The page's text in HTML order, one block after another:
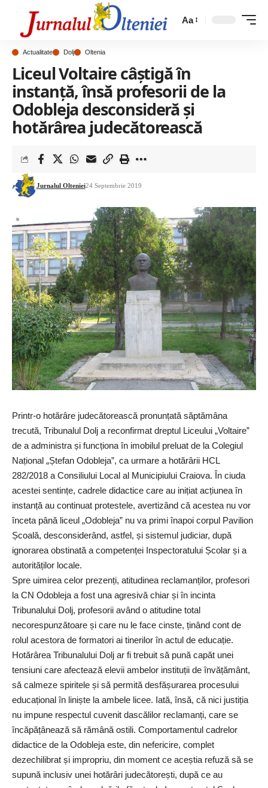
Aa
Actualitate Dolj Oltenia
Liceul Voltaire câștigă în
instanță, însă profesorii de la
Odobleja desconsideră și
hotărârea judecătorească
Jurnalul Olteniei24 Septembrie 2019
Printr-o hotărâre judecătorească pronunțată săptămâna
trecută, Tribunalul Dolj a reconfirmat dreptul Liceului „Voltaire”
de a administra și funcționa în imobilul preluat de la Colegiul
Național „Ștefan Odobleja”, ca urmare a hotărârii HCL
282/2018 a Consiliului Local al Municipiului Craiova. În ciuda
acestei sentințe, cadrele didactice care au inițiat acțiunea în
instanță au continuat protestele, avertizând că acestea nu vor
înceta până liceul „Odobleja” nu va primi înapoi corpul Pavilion
Școală, desconsiderând, astfel, și sistemul judiciar, după
ignorarea obstinată a competenței Inspectoratului Școlar și a
autorităților locale.
Spre uimirea celor prezenți, atitudinea reclamanților, profesori
la CN Odobleja a fost una agresivă chiar și în incinta
Tribunalului Dolj, profesorii având o atitudine total
necorespunzătoare și care nu le face cinste, ținând cont de
rolul acestora de formatori ai tinerilor în actul de educație.
Hotărârea Tribunalului Dolj ar fi trebuit să pună capăt unei
tensiuni care afectează elevii ambelor instituții de învățământ,
să calmeze spiritele și să permită desfășurarea procesului
educațional în liniște la ambele licee. Iată, însă, că nici justiția
nu impune respectul cuvenit dascălilor reclamanți, care se
încăpățânează să rămână ostili. Comportamentul cadrelor
didactice de la Odobleja este, din nefericire, complet
dezechilibrat și impropriu, din moment ce aceștia refuză să se
supună inclusiv unei hotărâri judecătorești, după ce au